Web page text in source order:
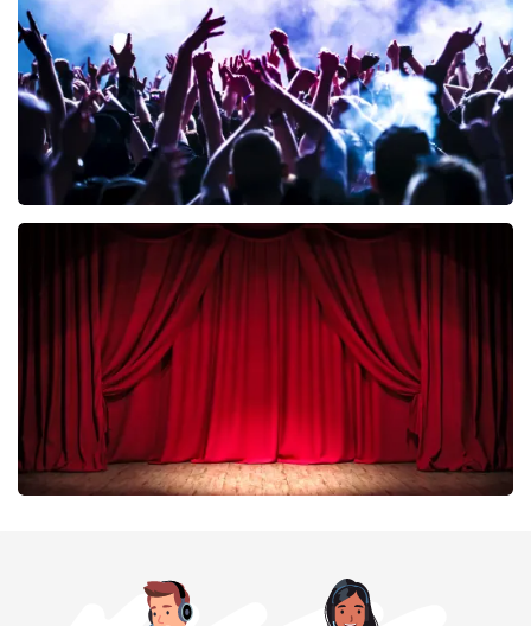
BESTEL NU
Megadeth
laatste 30 minuten
BESTEL NU
BESTEL NU